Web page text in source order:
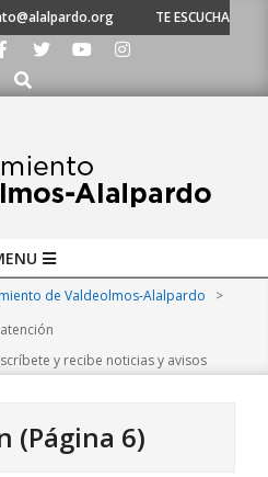
TE ESCUCHAMOS -
Buscar
de Valdeolmos-Alalpardo
>
atención
y recibe noticias y avisos
(Página 6)